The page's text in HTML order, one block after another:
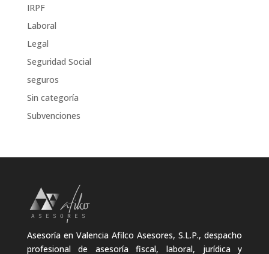
IRPF
Laboral
Legal
Seguridad Social
seguros
Sin categoría
Subvenciones
Asesoría en Valencia Afilco Asesores, S.L.P., despacho
profesional de asesoría fiscal, laboral, jurídica y